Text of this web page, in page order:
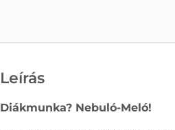
Leírás
Diákmunka? Nebuló-Meló!